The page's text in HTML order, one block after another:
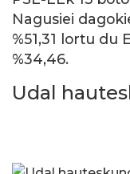
Nagusiei
%51,31 lortu du
%34,46.
Udal